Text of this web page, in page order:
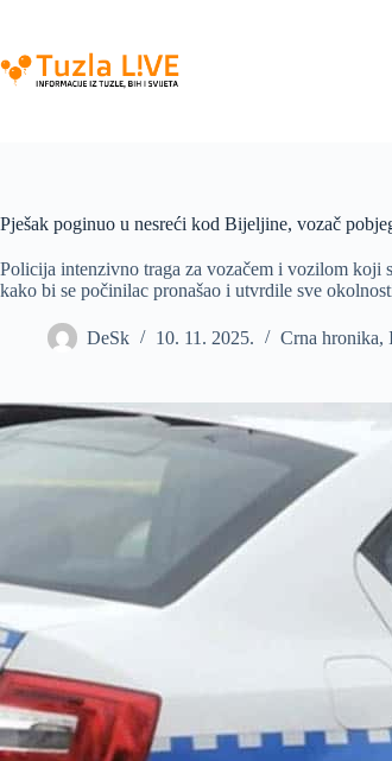
content
Pješak poginuo u nesreći kod Bijeljine, vozač
Policija intenzivno traga za vozačem i vozilom koji
kako bi se počinilac pronašao i utvrdile sve
DeSk 10. 11. 2025. Crna hronika,